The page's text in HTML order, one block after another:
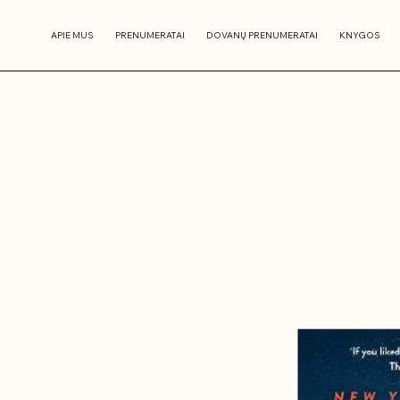
APIE MUS PRENUMERATAI DOVANŲ PRENUMERATAI KNYGOS